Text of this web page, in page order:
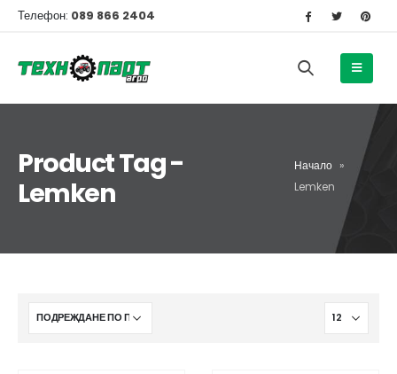
Телефон: 089 866 2404
Product Tag -
Lemken
Начало »
Lemken